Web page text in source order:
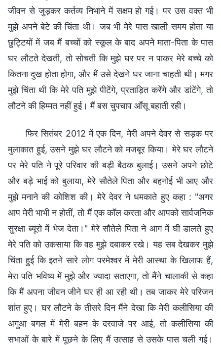
जीवन से जुड़कर कर्तव्य निभाने में सक्षम हो गई। पर उस वक्त भी
मुझे अपने बेटे की चिंता थी। जब भी मेरे पास खाली समय होता या
छुट्टियों में जब मैं बच्चों को स्कूल के बाद अपने माता-पिता के पास
घर लौटते देखती, तो सोचती कि मुझे घर पर न पाकर मेरे बच्चे को
कितना दुख होता होगा, और मैं उसे देखने घर जाना चाहती थी। मगर
मुझे चिंता थी कि मेरे पति मुझे पीटेंगे, प्रताड़ित करेंगे और डांटेंगे, तो
लौटने की हिम्मत नहीं हुई। मैं बस चुपचाप आँसू बहाती रही।
फिर सितंबर 2012 में एक दिन, मेरी अपने देवर से सड़क पर
मुलाकात हुई, उसने मुझे घर लौटने को मजबूर किया। मेरे घर लौटने
पर मेरे पति ने पूरे परिवार की बड़ी बैठक बुलाई। उसने अपने छोटे
और बड़े भाई को बुलाया, मेरे सौतेले पिता और बहनोई भी आए और
मुझे मनाने की कोशिश की। मेरे देवर ने धमकाते हुए कहा : "अगर
आप मेरी भाभी न होतीं, तो मैं एक कॉल करता और आपको सार्वजनिक
सुरक्षा ब्यूरो में भेज देता।" मेरे सौतेले पिता ने आग में घी डालते हुए
मेरे पति को उकसाया कि वह मुझे दबाकर रखे। यह सब देखकर मुझे
चिंता हुई कि इतने सारे लोग परमेश्वर में मेरी आस्था के खिलाफ हैं,
मेरा पति भविष्य में मुझे और ज्यादा सताएगा, तो मैंने चालाकी से कहा
कि मैं अपना जीवन जीने घर ही आ रही थी। तब जाकर मेरे परिजन
शांत हुए। घर लौटने के तीसरे दिन मैंने देखा कि मेरी कलीसिया की
अगुआ बगल में मेरी बहन के दरवाजे पर आई, तो कलीसिया की
सभाओं के बारे में पूछने के लिए मैं उत्साह से उसके पास चली गई।